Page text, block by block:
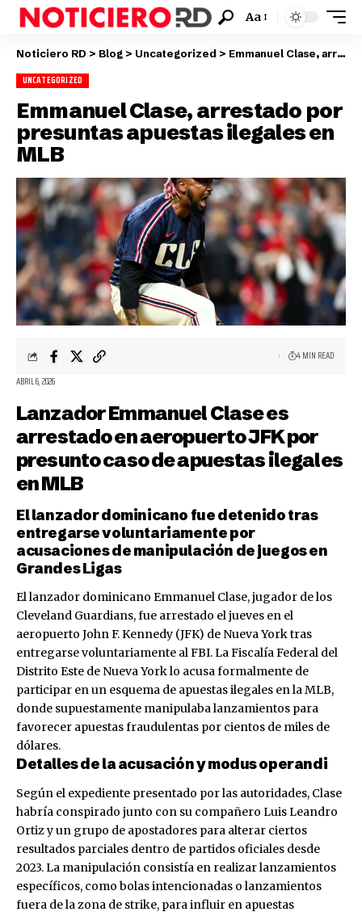
Aa
Noticiero RD > Blog > Uncategorized > Emmanuel Clase, arrestado por presuntas apuestas ilegales en MLB
UNCATEGORIZED
Emmanuel Clase, arrestado por
presuntas apuestas ilegales en
MLB
ABRIL 6, 2026
4 MIN READ
Lanzador Emmanuel Clase es
arrestado en aeropuerto JFK por
presunto caso de apuestas ilegales
en MLB
El lanzador dominicano fue detenido tras
entregarse voluntariamente por
acusaciones de manipulación de juegos en
Grandes Ligas
El lanzador dominicano Emmanuel Clase, jugador de los
Cleveland Guardians, fue arrestado el jueves en el
aeropuerto John F. Kennedy (JFK) de Nueva York tras
entregarse voluntariamente al FBI. La Fiscalía Federal del
Distrito Este de Nueva York lo acusa formalmente de
participar en un esquema de apuestas ilegales en la MLB,
donde supuestamente manipulaba lanzamientos para
favorecer apuestas fraudulentas por cientos de miles de
dólares.
Detalles de la acusación y modus operandi
Según el expediente presentado por las autoridades, Clase
habría conspirado junto con su compañero Luis Leandro
Ortiz y un grupo de apostadores para alterar ciertos
resultados parciales dentro de partidos oficiales desde
2023. La manipulación consistía en realizar lanzamientos
específicos, como bolas intencionadas o lanzamientos
fuera de la zona de strike, para influir en apuestas